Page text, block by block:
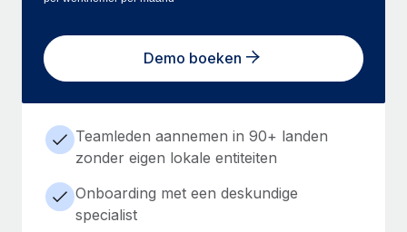
Demo boeken
Teamleden aannemen in 90+ landen
zonder eigen lokale entiteiten
Onboarding met een deskundige
specialist